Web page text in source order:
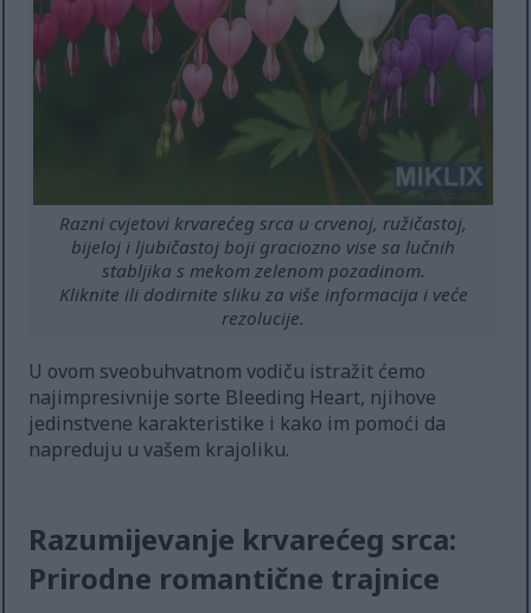
Razni cvjetovi krvarećeg srca u crvenoj, ružičastoj,
bijeloj i ljubičastoj boji graciozno vise sa lučnih
stabljika s mekom zelenom pozadinom.
Kliknite ili dodirnite sliku za više informacija i veće
rezolucije.
U ovom sveobuhvatnom vodiču istražit ćemo
najimpresivnije sorte Bleeding Heart, njihove
jedinstvene karakteristike i kako im pomoći da
napreduju u vašem krajoliku.
Razumijevanje krvarećeg srca:
Prirodne romantične trajnice